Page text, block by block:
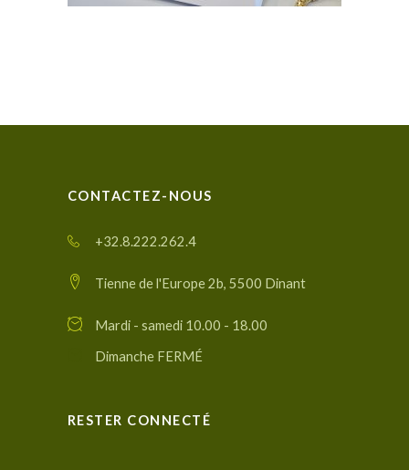
CONTACTEZ-NOUS
+32.8.222.262.4
Tienne de l'Europe 2b, 5500 Dinant
Mardi - samedi 10.00 - 18.00
Dimanche FERMÉ
RESTER CONNECTÉ